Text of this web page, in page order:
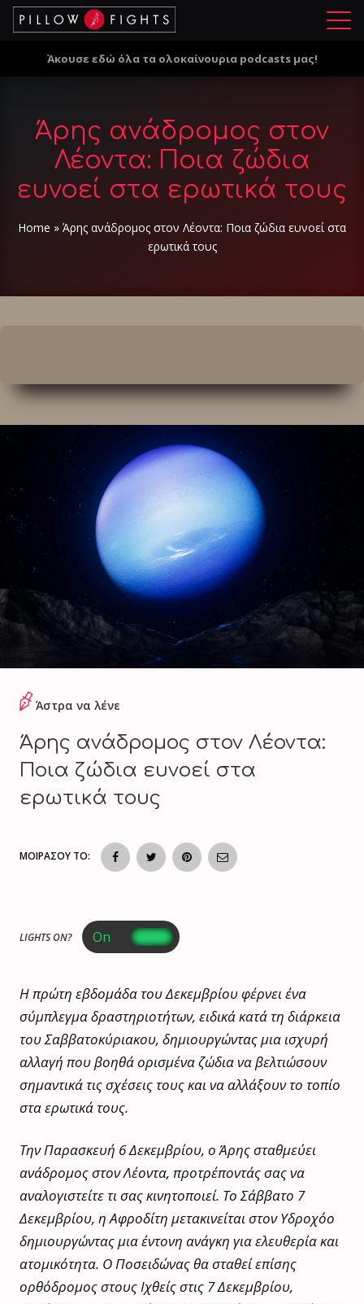
Μ
ο
Άκουσε εδώ όλα τα ολοκαίνουρια podcasts μας!
Άρης ανάδρομος στον
Λέοντα: Ποια ζώδια
ευνοεί στα ερωτικά τους
Home » Άρης ανάδρομος στον Λέοντα: Ποια ζώδια ευνοεί στα
ερωτικά τους
Άστρα να λένε
Άρης ανάδρομος στον Λέοντα:
Ποια ζώδια ευνοεί στα
ερωτικά τους
ΜΟΙΡΑΣΟΥ ΤΟ:
LIGHTS ON?
Η πρώτη εβδομάδα του Δεκεμβρίου φέρνει ένα
σύμπλεγμα δραστηριοτήτων, ειδικά κατά τη διάρκεια
του Σαββατοκύριακου, δημιουργώντας μια ισχυρή
αλλαγή που βοηθά ορισμένα ζώδια να βελτιώσουν
σημαντικά τις σχέσεις τους και να αλλάξουν το τοπίο
στα ερωτικά τους.
Την Παρασκευή 6 Δεκεμβρίου, ο Άρης σταθμεύει
ανάδρομος στον Λέοντα, προτρέποντάς σας να
αναλογιστείτε τι σας κινητοποιεί. Το Σάββατο 7
Δεκεμβρίου, η Αφροδίτη μετακινείται στον Υδροχόο
δημιουργώντας μια έντονη ανάγκη για ελευθερία και
ατομικότητα. Ο Ποσειδώνας θα σταθεί επίσης
ορθόδρομος στους Ιχθείς στις 7 Δεκεμβρίου,